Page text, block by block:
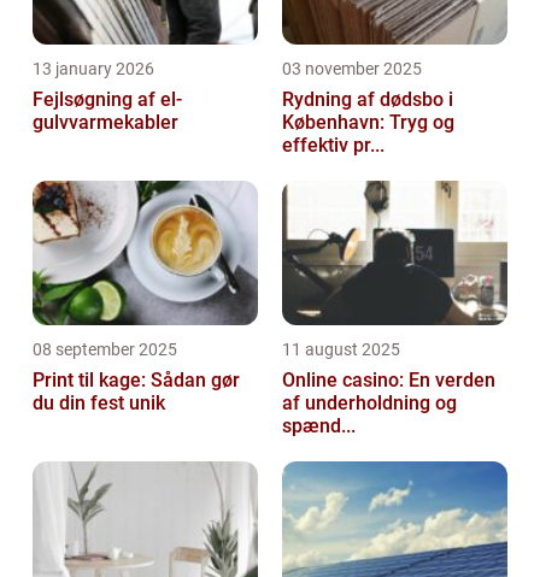
13 january 2026
Fejlsøgning af el-
gulvvarmekabler
03 november 2025
Rydning af dødsbo i
København: Tryg og
effektiv pr...
08 september 2025
Print til kage: Sådan gør
du din fest unik
11 august 2025
Online casino: En verden
af underholdning og
spænd...